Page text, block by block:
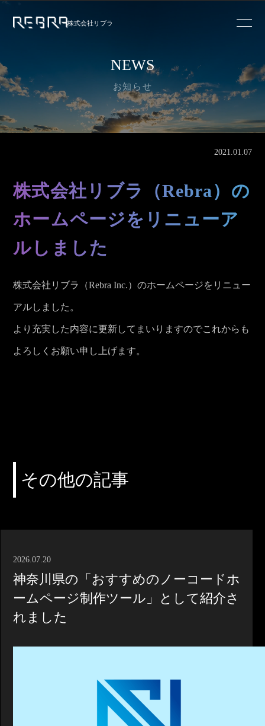
株式会社リブラ
NEWS
お知らせ
株式会社リブラ（Rebra）の
ホームページをリニューア
ルしました
2021.01.07
株式会社リブラ（Rebra Inc.）のホームページをリニュー
アルしました。
より充実した内容に更新してまいりますのでこれからも
よろしくお願い申し上げます。
その他の記事
2026.07.20
神奈川県の「おすすめのノーコードホ
ームページ制作ツール」として紹介さ
れました